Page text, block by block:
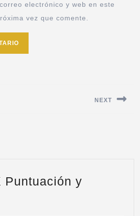
electrónico y web en este
vez que comente.
NEXT
Puntuación y